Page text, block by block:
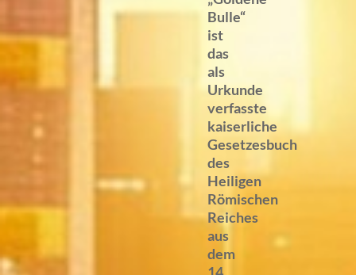
Bulle“
ist
das
als
Urkunde
verfasste
kaiserliche
Gesetzesbuch
des
Heiligen
Römischen
Reiches
aus
dem
14.